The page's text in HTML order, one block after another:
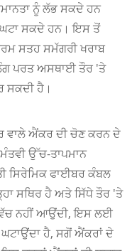
ਨੂੰ ਲੱਭ ਸਕਦੇ ਹਨ
ਸਕਦੇ ਹਨ। ਇਸ ਤੋਂ
ਸਤਹ ਸਮੱਗਰੀ ਖਰਾਬ
ਪਰਤ ਅਸਥਾਈ ਤੌਰ 'ਤੇ
ਸਕਦੀ ਹੈ।
ਵਾਲੇ ਐਂਕਰ ਦੀ ਚੋਣ ਕਰਨ ਦੇ
ਉੱਚ-ਤਾਪਮਾਨ
ਸਿਰੇਮਿਕ ਫਾਈਬਰ ਕੰਬਲ
ਸਥਿਰ ਹੈ ਅਤੇ ਸਿੱਧੇ ਤੌਰ 'ਤੇ
ਨਹੀਂ ਆਉਂਦੀ, ਇਸ ਲਈ
ਹੈ, ਸਗੋਂ ਐਂਕਰਾਂ ਦੇ